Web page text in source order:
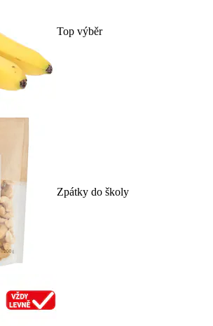
Top výběr
Zpátky do školy